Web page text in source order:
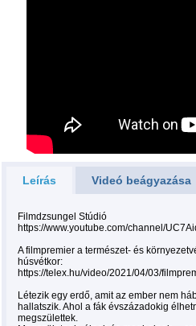
Leírás Videó beágyazása
Filmdzsungel Stúdió
https://www.youtube.com/channel/
A filmpremier a természet- és
húsvétkor:
https://telex.hu/video/2021/04/03/
Létezik egy erdő, amit az ember nem
hallatszik. Ahol a fák évszázadokig
megszülettek.